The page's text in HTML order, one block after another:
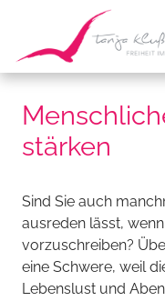
stärken
Sind Sie auch
ausreden lässt,
vorzuschreiben?
eine Schwere, weil
Lebenslust und